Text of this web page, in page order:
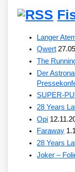
Langer
Qwert
The
Der
SUPER-
28 Years
Opi
Faraway
28 Years
Joker –